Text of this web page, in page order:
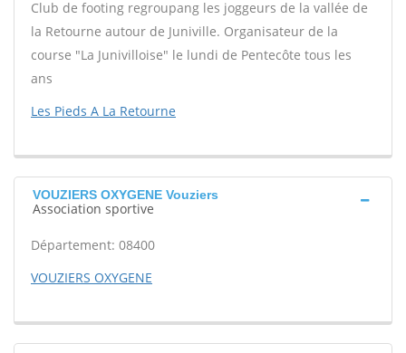
Club de footing regroupang les joggeurs de la vallée de
la Retourne autour de Juniville. Organisateur de la
course "La Junivilloise" le lundi de Pentecôte tous les
ans
Les Pieds A La Retourne
VOUZIERS OXYGENE Vouziers
Association sportive
Département: 08400
VOUZIERS OXYGENE